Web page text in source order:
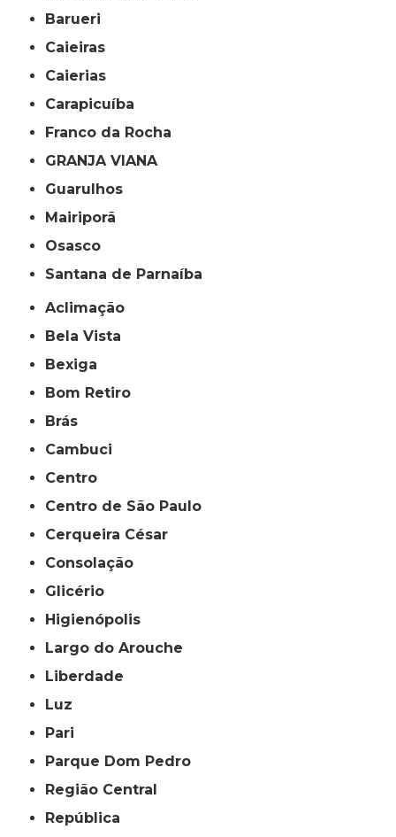
Barueri
Caieiras
Caierias
Carapicuíba
Franco da Rocha
GRANJA VIANA
Guarulhos
Mairiporã
Osasco
Santana de Parnaíba
Aclimação
Bela Vista
Bexiga
Bom Retiro
Brás
Cambuci
Centro
Centro de São Paulo
Cerqueira César
Consolação
Glicério
Higienópolis
Largo do Arouche
Liberdade
Luz
Pari
Parque Dom Pedro
Região Central
República